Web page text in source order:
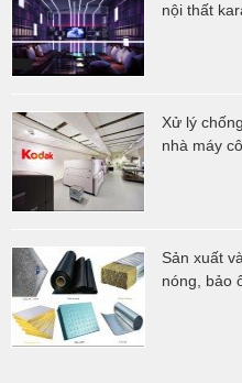
nội thất
Xử lý
nhà máy
Sản xuất
nóng, bảo